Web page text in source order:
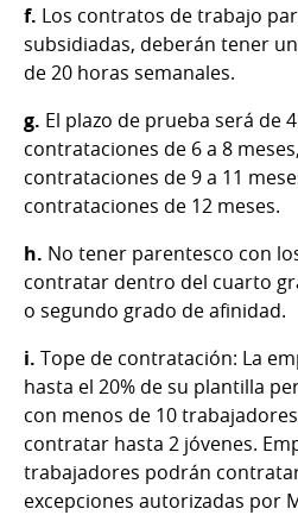
f. Los contratos de trabajo
subsidiadas, deberán tener
de 20 horas semanales.
g. El plazo de prueba será de
contrataciones de 6 a 8
contrataciones de 9 a 11
contrataciones de 12 meses.
h. No tener parentesco con
contratar dentro del cuarto
o segundo grado de afinidad.
i. Tope de contratación: La
hasta el 20% de su plantilla
con menos de 10
contratar hasta 2 jóvenes.
trabajadores podrán
excepciones autorizadas por